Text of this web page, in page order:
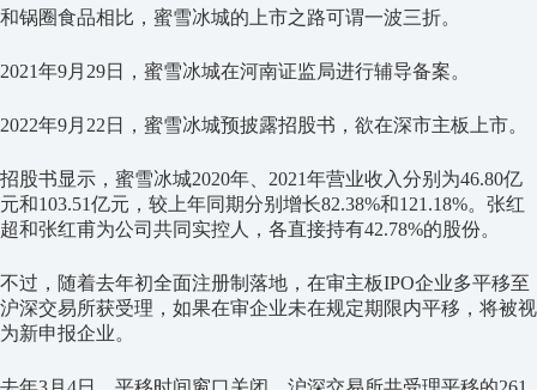
和锅圈食品相比，蜜雪冰城的上市之路可谓一波三折。
2021年9月29日，蜜雪冰城在河南证监局进行辅导备案。
2022年9月22日，蜜雪冰城预披露招股书，欲在深市主板上市。
招股书显示，蜜雪冰城2020年、2021年营业收入分别为46.80亿
元和103.51亿元，较上年同期分别增长82.38%和121.18%。张红
超和张红甫为公司共同实控人，各直接持有42.78%的股份。
不过，随着去年初全面注册制落地，在审主板IPO企业多平移至
沪深交易所获受理，如果在审企业未在规定期限内平移，将被视
为新申报企业。